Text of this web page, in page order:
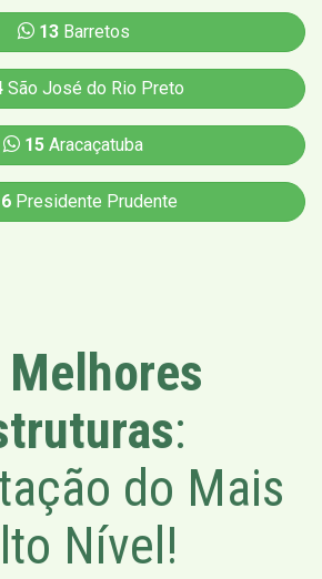
13Barretos
São José do Rio Preto
15 Aracaçatuba
Presidente Prudente
:
do Mais
Nível!